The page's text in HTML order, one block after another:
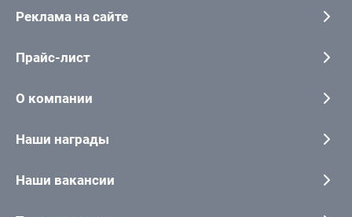
Реклама на сайте
Прайс-лист
О компании
Наши награды
Наши вакансии